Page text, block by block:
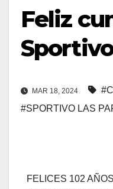
Feliz
Sportivo
MAR 18, 2024
#SPORTIVO LAS
FELICES 102